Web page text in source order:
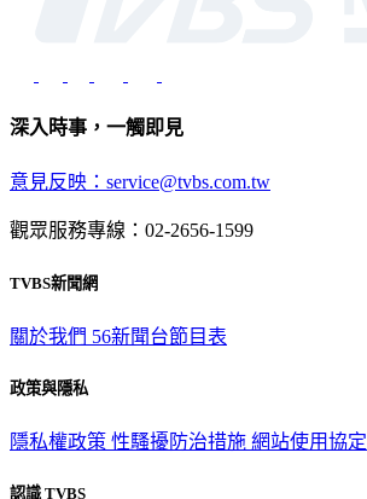
深入時事，一觸即見
意見反映：service@tvbs.com.tw
觀眾服務專線：02-2656-1599
TVBS新聞網
關於我們 56新聞台節目表
政策與隱私
隱私權政策 性騷擾防治措施 網站使用協定
認識 TVBS